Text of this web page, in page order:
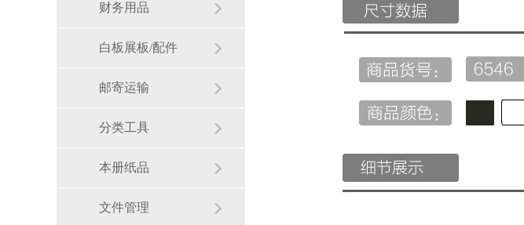
财务用品
白板展板/配件
邮寄运输
分类工具
本册纸品
文件管理